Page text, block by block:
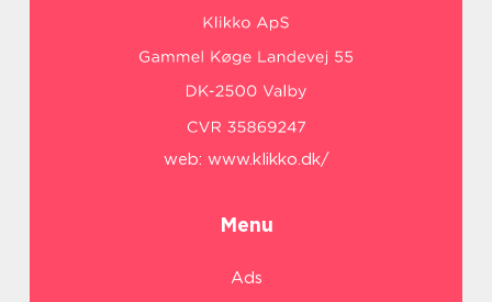
web: www.klikko.dk/
Menu
Ads